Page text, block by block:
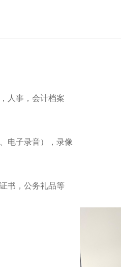
人事，会计档案
电子录音），录像
书，公务礼品等